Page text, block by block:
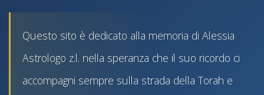
Questo sito è dedicato alla memoria di Alessia
Astrologo z.l. nella speranza che il suo ricordo ci
accompagni sempre sulla strada della Torah e